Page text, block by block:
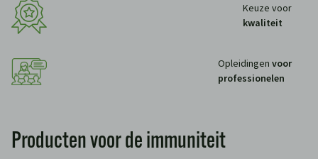
Keuze voor
kwaliteit
Opleidingen voor
professionelen
Producten voor de immuniteit